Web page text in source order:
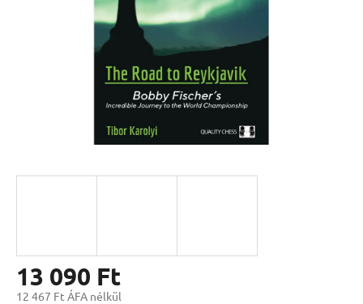
13 090 Ft
12 467 Ft ÁFA nélkül